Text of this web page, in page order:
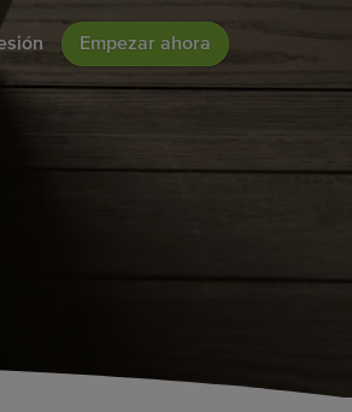
Empezar ahora